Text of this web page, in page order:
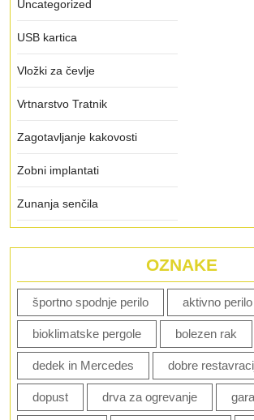
Uncategorized
USB kartica
Vložki za čevlje
Vrtnarstvo Tratnik
Zagotavljanje kakovosti
Zobni implantati
Zunanja senčila
OZNAKE
športno spodnje perilo aktivno perilo
bioklimatske pergole bolezen rak
dedek in Mercedes dobre
dopust drva za ogrevanje